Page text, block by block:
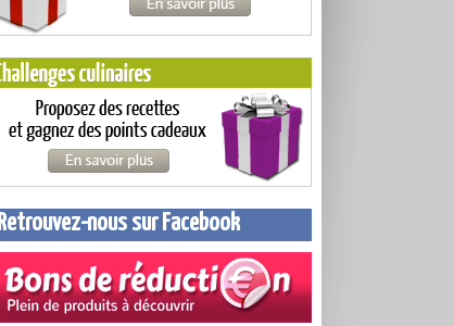
Retrouvez-nous sur Facebook